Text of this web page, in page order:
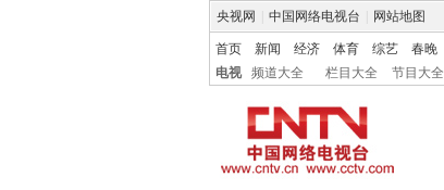
央视网 中国网络电视台 网站地图
首页 新闻 经济 体育 综艺 春晚
电视
频道大全 栏目大全 节目大全